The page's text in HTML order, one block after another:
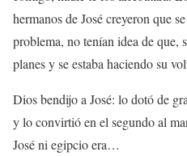
hermanos de José creyeron que
problema, no tenían idea de que,
planes y se estaba haciendo su
Dios bendijo a José: lo dotó de
y lo convirtió en el segundo al
José ni egipcio era…